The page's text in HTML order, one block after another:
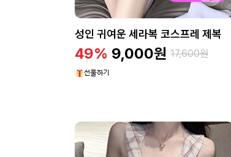
성인 귀여운 세라복 코스프레 제복
49% 9,000원 17,600원